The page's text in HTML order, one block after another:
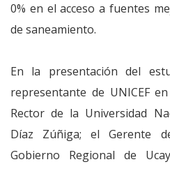
0% en el acceso a fuentes
de saneamiento.
En la presentación del
representante de UNICEF
Rector de la Universidad
Díaz Zúñiga; el Gerente
Gobierno Regional de